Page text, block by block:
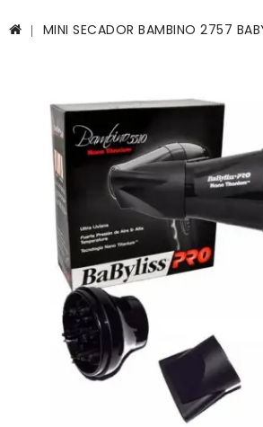
MINI SECADOR BAMBINO 2757